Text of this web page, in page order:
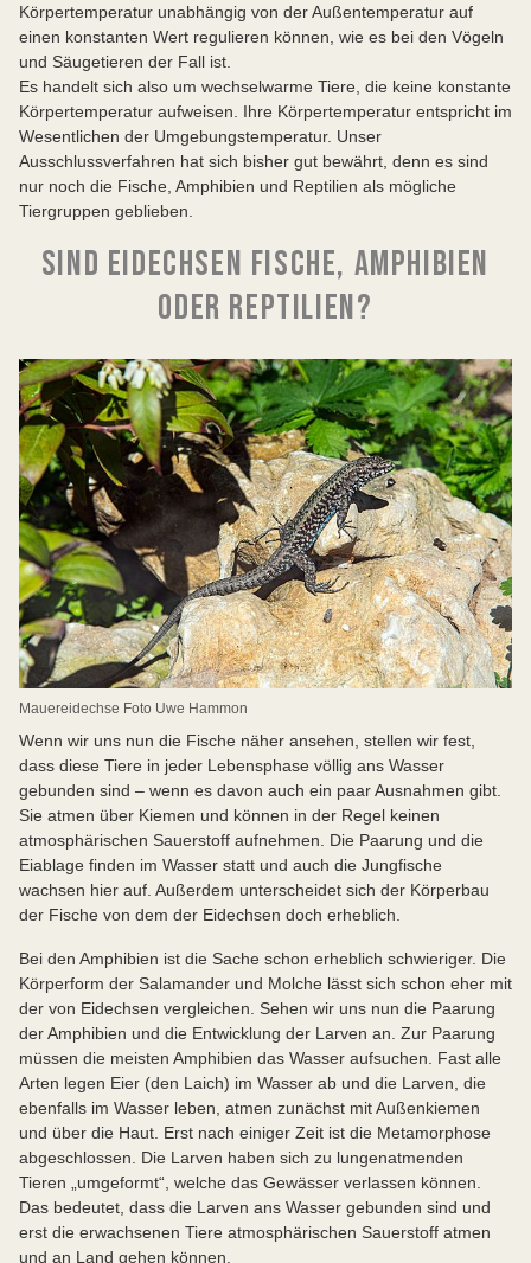
Körpertemperatur unabhängig von der Außentemperatur auf
einen konstanten Wert regulieren können, wie es bei den Vögeln
und Säugetieren der Fall ist.
Es handelt sich also um wechselwarme Tiere, die keine konstante
Körpertemperatur aufweisen. Ihre Körpertemperatur entspricht im
Wesentlichen der Umgebungstemperatur. Unser
Ausschlussverfahren hat sich bisher gut bewährt, denn es sind
nur noch die Fische, Amphibien und Reptilien als mögliche
Tiergruppen geblieben.
SIND EIDECHSEN FISCHE, AMPHIBIEN
ODER REPTILIEN?
Mauereidechse Foto Uwe Hammon
Wenn wir uns nun die Fische näher ansehen, stellen wir fest,
dass diese Tiere in jeder Lebensphase völlig ans Wasser
gebunden sind – wenn es davon auch ein paar Ausnahmen gibt.
Sie atmen über Kiemen und können in der Regel keinen
atmosphärischen Sauerstoff aufnehmen. Die Paarung und die
Eiablage finden im Wasser statt und auch die Jungfische
wachsen hier auf. Außerdem unterscheidet sich der Körperbau
der Fische von dem der Eidechsen doch erheblich.
Bei den Amphibien ist die Sache schon erheblich schwieriger. Die
Körperform der Salamander und Molche lässt sich schon eher mit
der von Eidechsen vergleichen. Sehen wir uns nun die Paarung
der Amphibien und die Entwicklung der Larven an. Zur Paarung
müssen die meisten Amphibien das Wasser aufsuchen. Fast alle
Arten legen Eier (den Laich) im Wasser ab und die Larven, die
ebenfalls im Wasser leben, atmen zunächst mit Außenkiemen
und über die Haut. Erst nach einiger Zeit ist die Metamorphose
abgeschlossen. Die Larven haben sich zu lungenatmenden
Tieren „umgeformt“, welche das Gewässer verlassen können.
Das bedeutet, dass die Larven ans Wasser gebunden sind und
erst die erwachsenen Tiere atmosphärischen Sauerstoff atmen
und an Land gehen können.